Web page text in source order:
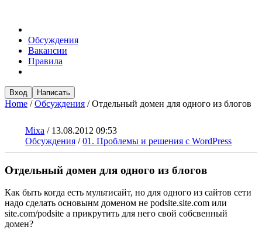
Обсуждения
Вакансии
Правила
Вход Написать
Home /Обсуждения /Отдельный домен для одного из блогов
Mixa / 13.08.2012 09:53
Обсуждения /01. Проблемы и решения с WordPress
Отдельный домен для одного из блогов
Как быть когда есть мультисайт, но для одного из сайтов сети
надо сделать основынм доменом не podsite.site.com или
site.com/podsite а прикрутить для него свой собсвенный
домен?